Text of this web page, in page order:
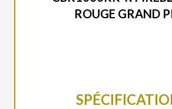
ROUGE GRAND